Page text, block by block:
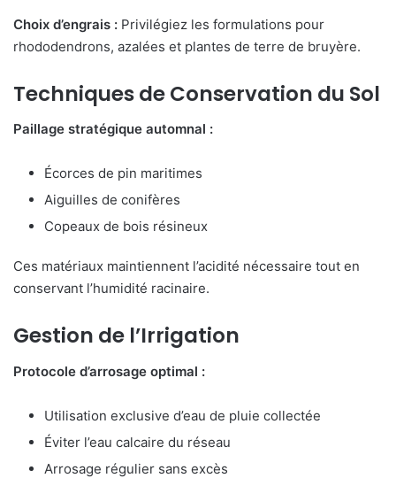
Choix d’engrais : Privilégiez les formulations pour
rhododendrons, azalées et plantes de terre de bruyère.
Techniques de Conservation du Sol
Paillage stratégique automnal :
Écorces de pin maritimes
Aiguilles de conifères
Copeaux de bois résineux
Ces matériaux maintiennent l’acidité nécessaire tout en
conservant l’humidité racinaire.
Gestion de l’Irrigation
Protocole d’arrosage optimal :
Utilisation exclusive d’eau de pluie collectée
Éviter l’eau calcaire du réseau
Arrosage régulier sans excès